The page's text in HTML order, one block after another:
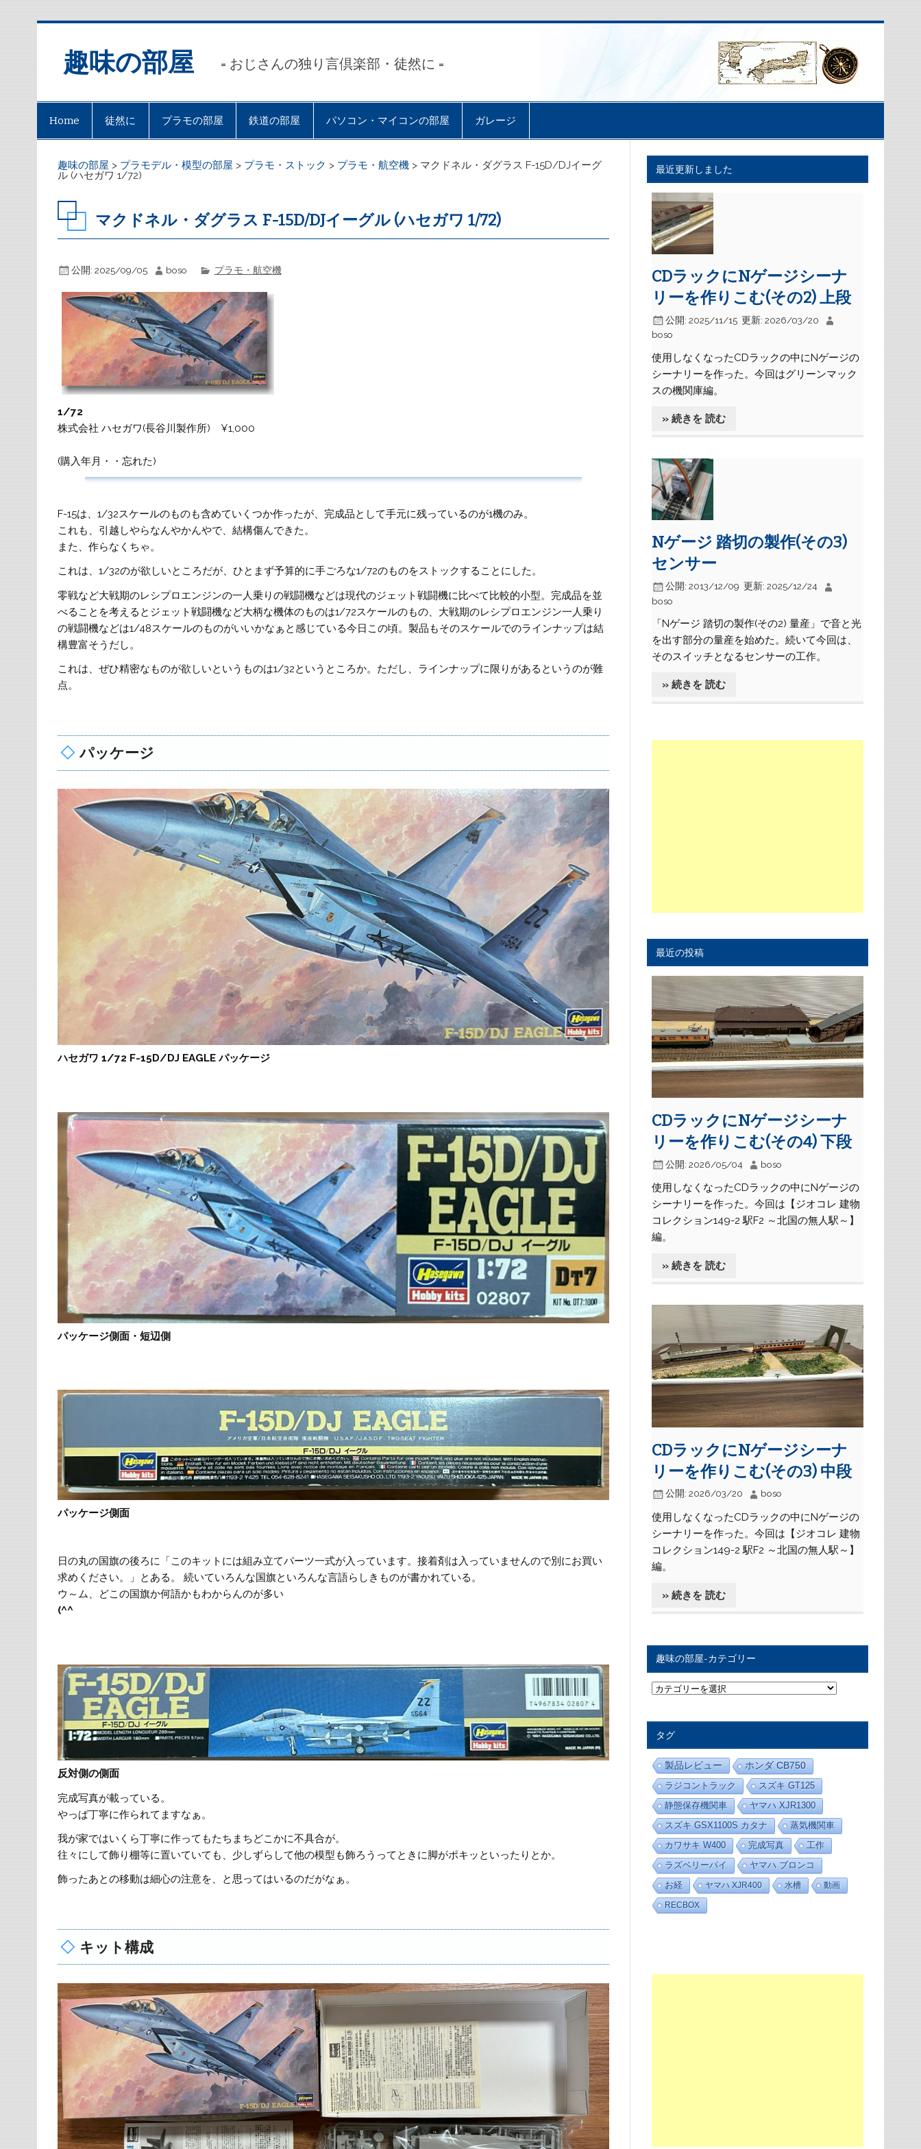
趣味の部屋 = おじさんの独り言倶楽部・徒然に =
Home 徒然に プラモの部屋 鉄道の部屋 パソコン・マイコンの部屋 ガレージ
趣味の部屋 > プラモデル・模型の部屋 > プラモ・ストック > プラモ・航空機 > マクドネル・ダグラス F-15D/DJイーグ
ル (ハセガワ 1/72)
マクドネル・ダグラス F-15D/DJイーグル (ハセガワ 1/72)
公開: 2025/09/05 boso プラモ・航空機
1/72
株式会社 ハセガワ(長谷川製作所) ¥1,000
(購入年月・・忘れた)
F-15は、1/32スケールのものも含めていくつか作ったが、完成品として手元に残っているのが1機のみ。
これも、引越しやらなんやかんやで、結構傷んできた。
また、作らなくちゃ。
これは、1/32のが欲しいところだが、ひとまず予算的に手ごろな1/72のものをストックすることにした。
零戦など大戦期のレシプロエンジンの一人乗りの戦闘機などは現代のジェット戦闘機に比べて比較的小型。完成品を並
べることを考えるとジェット戦闘機など大柄な機体のものは1/72スケールのもの、大戦期のレシプロエンジン一人乗り
の戦闘機などは1/48スケールのものがいいかなぁと感じている今日この頃。製品もそのスケールでのラインナップは結
構豊富そうだし。
これは、ぜひ精密なものが欲しいというものは1/32というところか。ただし、ラインナップに限りがあるというのが難
点。
パッケージ
ハセガワ 1/72 F-15D/DJ EAGLE パッケージ
パッケージ側面・短辺側
パッケージ側面
日の丸の国旗の後ろに「このキットには組み立てパーツ一式が入っています。接着剤は入っていませんので別にお買い
求めください。」とある。 続いていろんな国旗といろんな言語らしきものが書かれている。
ウ～ム、どこの国旗か何語かもわからんのが多い
(^^ゞ
反対側の側面
完成写真が載っている。
やっぱ丁寧に作られてますなぁ。
我が家ではいくら丁寧に作ってもたちまちどこかに不具合が。
往々にして飾り棚等に置いていても、少しずらして他の模型も飾ろうってときに脚がポキッといったりとか。
飾ったあとの移動は細心の注意を、と思ってはいるのだがなぁ。
キット構成
最近更新しました
CDラックにNゲージシーナ
リーを作りこむ(その2) 上段
公開: 2025/11/15 更新: 2026/03/20
boso
使用しなくなったCDラックの中にNゲージの
シーナリーを作った。今回はグリーンマック
スの機関庫編。
» 続きを 読む
Nゲージ 踏切の製作(その3)
センサー
公開: 2013/12/09 更新: 2025/12/24
boso
「Nゲージ 踏切の製作(その2) 量産」で音と光
を出す部分の量産を始めた。続いて今回は、
そのスイッチとなるセンサーの工作。
» 続きを 読む
最近の投稿
CDラックにNゲージシーナ
リーを作りこむ(その4) 下段
公開: 2026/05/04 boso
使用しなくなったCDラックの中にNゲージの
シーナリーを作った。今回は【ジオコレ 建物
コレクション149-2 駅F2 ～北国の無人駅～】
編。
» 続きを 読む
CDラックにNゲージシーナ
リーを作りこむ(その3) 中段
公開: 2026/03/20 boso
使用しなくなったCDラックの中にNゲージの
シーナリーを作った。今回は【ジオコレ 建物
コレクション149-2 駅F2 ～北国の無人駅～】
編。
» 続きを 読む
趣味の部屋-カテゴリー
趣
味
カ
テ
ゴ
リ
ー
タグ
製品レビュー
ホンダ CB750
ラジコントラック
スズキ GT125
静態保存機関車
ヤマハ XJR1300
スズキ GSX1100S カタナ
蒸気機関車
カワサキ W400
完成写真
工作
ラズベリーパイ
ヤマハ ブロンコ
お経 ヤマハ XJR400 水槽 動画
RECBOX